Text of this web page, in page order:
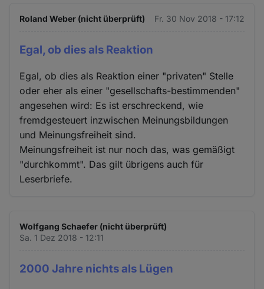
Roland Weber (nicht überprüft) Fr. 30 Nov 2018 - 17:12
Egal, ob dies als Reaktion
Egal, ob dies als Reaktion einer "privaten" Stelle
oder eher als einer "gesellschafts-bestimmenden"
angesehen wird: Es ist erschreckend, wie
fremdgesteuert inzwischen Meinungsbildungen
und Meinungsfreiheit sind.
Meinungsfreiheit ist nur noch das, was gemäßigt
"durchkommt". Das gilt übrigens auch für
Leserbriefe.
Wolfgang Schaefer (nicht überprüft)
Sa. 1 Dez 2018 - 12:11
2000 Jahre nichts als Lügen